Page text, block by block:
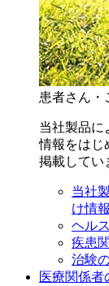
患者さん・
当社製品に
情報をはじ
掲載してい
当社
け情報
ヘル
疾患
治験
医療関係者